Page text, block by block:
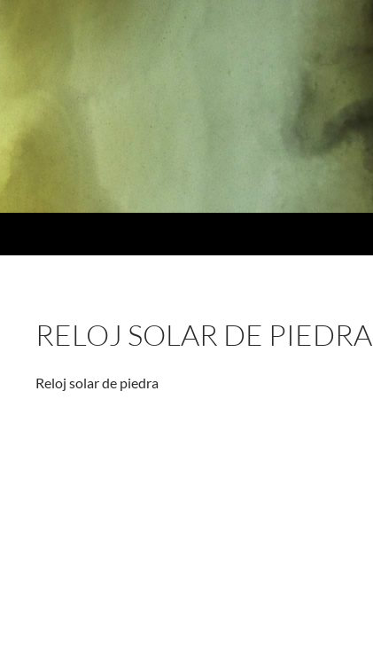
RELOJ SOLAR DE PIEDRA
Reloj solar de piedra